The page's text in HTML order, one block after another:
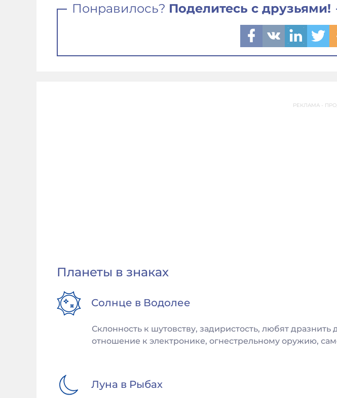
Понравилось? Поделитесь с друзьями!
РЕКЛАМА -
Планеты в знаках
Солнце в Водолее
Склонность к шутовству, задиристость, любят
отношение к электронике, огнестрельному оружию,
Луна в Рыбах